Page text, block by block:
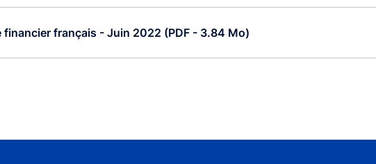
français - Juin 2022 (PDF - 3.84 Mo)